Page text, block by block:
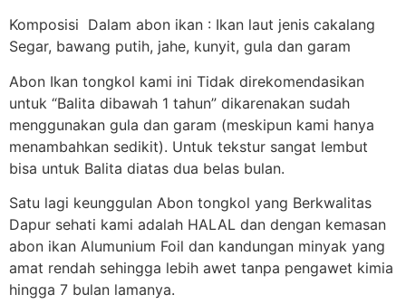
Komposisi Dalam abon ikan : Ikan laut jenis cakalang
Segar, bawang putih, jahe, kunyit, gula dan garam
Abon Ikan tongkol kami ini Tidak direkomendasikan
untuk “Balita dibawah 1 tahun” dikarenakan sudah
menggunakan gula dan garam (meskipun kami hanya
menambahkan sedikit). Untuk tekstur sangat lembut
bisa untuk Balita diatas dua belas bulan.
Satu lagi keunggulan Abon tongkol yang Berkwalitas
Dapur sehati kami adalah HALAL dan dengan kemasan
abon ikan Alumunium Foil dan kandungan minyak yang
amat rendah sehingga lebih awet tanpa pengawet kimia
hingga 7 bulan lamanya.